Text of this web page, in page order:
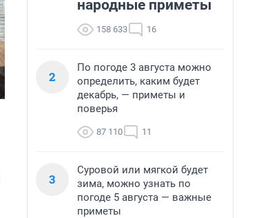
народные приметы
158 633 16
2
По погоде 3 августа можно
определить, каким будет
декабрь, — приметы и
поверья
87 110 11
3
Суровой или мягкой будет
зима, можно узнать по
погоде 5 августа — важные
приметы